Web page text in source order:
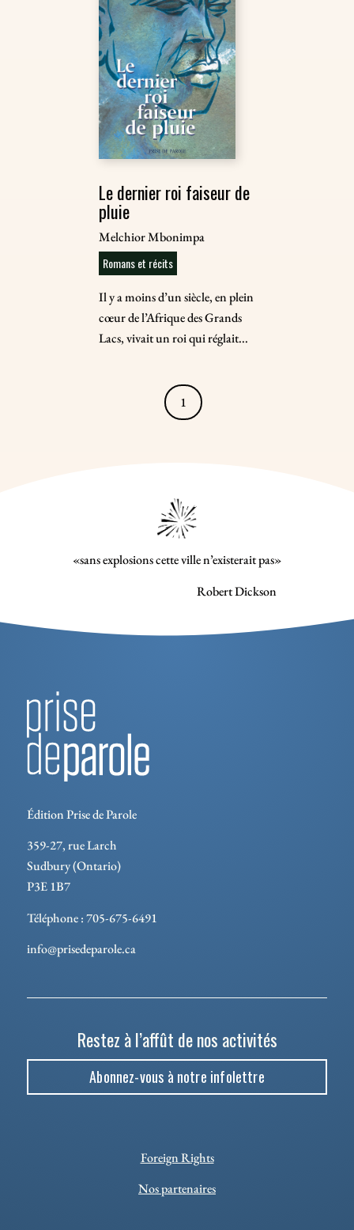
Le dernier roi faiseur de
pluie
Melchior Mbonimpa
Romans et récits
Il y a moins d’un siècle, en plein
cœur de l’Afrique des Grands
Lacs, vivait un roi qui réglait...
1
«sans explosions cette ville n’existerait pas»
Robert Dickson
Édition Prise de Parole
359-27, rue Larch
Sudbury (Ontario)
P3E 1B7
Téléphone : 705-675-6491
info@prisedeparole.ca
Restez à l’affût de nos activités
Abonnez-vous à notre infolettre
Foreign Rights
Nos partenaires